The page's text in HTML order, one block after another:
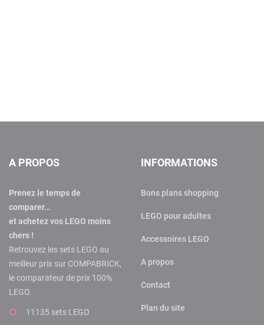
A PROPOS
Prenez le temps de
comparer…
et achetez vos LEGO moins
chers !
Retrouvez les sets LEGO au
meilleur prix sur COMPABRICK,
le comparateur de prix 100%
LEGO.
11135 sets LEGO
INFORMATIONS
Bons plans shopping
LEGO pour adultes
Accessoires LEGO
A propos
Contact
Plan du site